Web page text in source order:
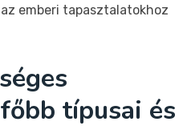
emberi tapasztalatokhoz
típusai és